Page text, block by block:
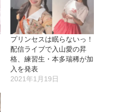
プリンセスは眠らないっ！
配信ライブで入山愛の昇
格、練習生・本多瑞稀が加
入を発表
2021年1月19日